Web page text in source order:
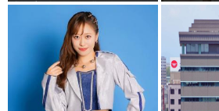
集・印刷工程で不備